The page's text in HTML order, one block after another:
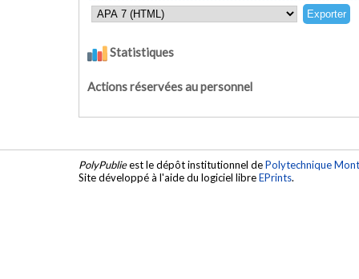
Statistiques
Actions réservées au personnel
PolyPublieest le dépôt institutionnel dePolytechnique
Site développé à l'aide du logiciel libreEPrints.